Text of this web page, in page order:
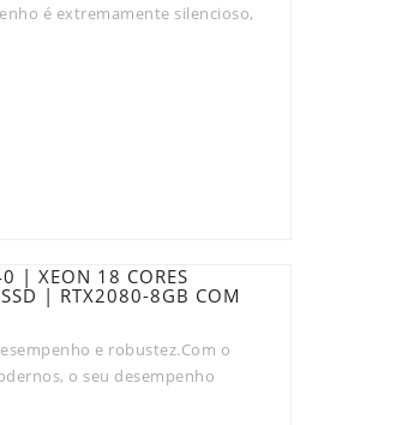
é extremamente silencioso,
| XEON 18 CORES
| RTX2080-8GB COM
e robustez.Com o
o seu desempenho